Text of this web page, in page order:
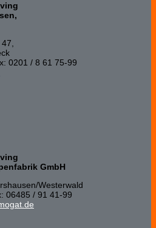
0201 / 8 61 75-99
GmbH
Wester­wald
06485 / 91 41-99